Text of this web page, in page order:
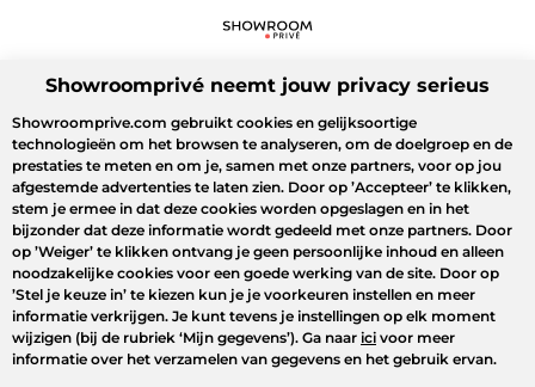
Showroomprivé neemt jouw privacy serieus
Showroomprive.com gebruikt cookies en gelijksoortige
technologieën om het browsen te analyseren, om de doelgroep en de
prestaties te meten en om je, samen met onze partners, voor op jou
afgestemde advertenties te laten zien. Door op ’Accepteer’ te klikken,
stem je ermee in dat deze cookies worden opgeslagen en in het
bijzonder dat deze informatie wordt gedeeld met onze partners. Door
op ’Weiger’ te klikken ontvang je geen persoonlijke inhoud en alleen
noodzakelijke cookies voor een goede werking van de site. Door op
’Stel je keuze in’ te kiezen kun je je voorkeuren instellen en meer
informatie verkrijgen. Je kunt tevens je instellingen op elk moment
wijzigen (bij de rubriek ‘Mijn gegevens’). Ga naar ici voor meer
informatie over het verzamelen van gegevens en het gebruik ervan.